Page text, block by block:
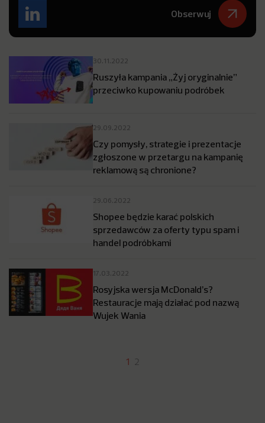
Obserwuj
30.11.2022
Ruszyła kampania „Żyj oryginalnie”
przeciwko kupowaniu podróbek
29.09.2022
Czy pomysły, strategie i prezentacje
zgłoszone w przetargu na kampanię
reklamową są chronione?
29.06.2022
Shopee będzie karać polskich
sprzedawców za oferty typu spam i
handel podróbkami
17.03.2022
Rosyjska wersja McDonald’s?
Restauracje mają działać pod nazwą
Wujek Wania
1 2